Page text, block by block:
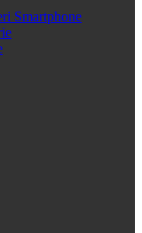
Smartphone